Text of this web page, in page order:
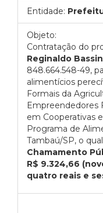
Entidade:
Objeto:
Contratação do
Reginaldo
848.664.548-49,
alimentícios
Formais da
Empreendedores
em Cooperativas
Programa de
Tambaú/SP, o
Chamamento
R$ 9.324,66
quatro reais e